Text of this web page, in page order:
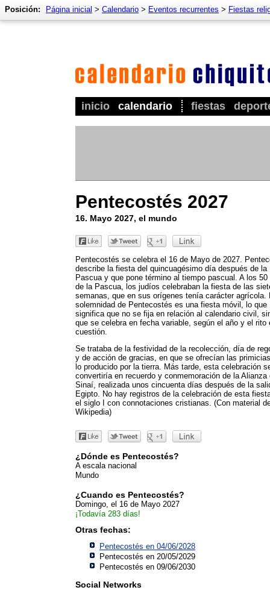
inicio calendario fiestas
Posición: Página inicial > Calendario > Eventos recurrentes > Fiestas
Pentecostés 2027
16. Mayo 2027, el mundo
Pentecostés se celebra el 16 de Mayo de 2027.
describe la fiesta del quincuagésimo día después de la
Pascua y que pone término al tiempo pascual. A los
de la Pascua, los judíos celebraban la fiesta de las
semanas, que en sus orígenes tenía carácter agrícola.
solemnidad de Pentecostés es una fiesta móvil, lo que
significa que no se fija en relación al calendario civil,
que se celebra en fecha variable, según el año y el rito
cuestión.
Se trataba de la festividad de la recolección, día de
y de acción de gracias, en que se ofrecían las
lo producido por la tierra. Más tarde, esta celebración
convertiría en recuerdo y conmemoración de la Alianza
Sinaí, realizada unos cincuenta días después de la
Egipto. No hay registros de la celebración de esta
el siglo I con connotaciones cristianas. (Con material
Wikipedia)
¿Dónde es Pentecostés?
A escala nacional
Mundo
¿Cuando es Pentecostés?
Domingo, el 16 de Mayo 2027
¡Todavía 283 días!
Otras fechas:
Pentecostés en 04/06/2028
Pentecostés en 20/05/2029
Pentecostés en 09/06/2030
Social Networks